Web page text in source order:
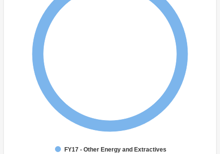
FY17 - Other Energy and Extractives